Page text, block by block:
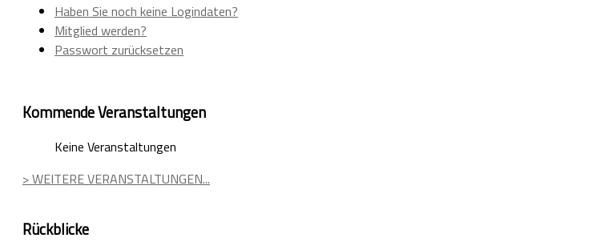
Haben Sie noch keine Logindaten?
Mitglied werden?
Passwort zurücksetzen
Kommende Veranstaltungen
Keine Veranstaltungen
> WEITERE VERANSTALTUNGEN...
Rückblicke